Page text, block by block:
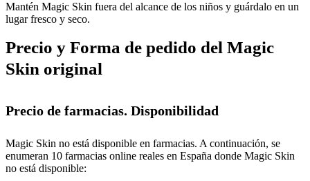
Mantén Magic Skin fuera del alcance de los niños y guárdalo en un
lugar fresco y seco.
Precio y Forma de pedido del Magic
Skin original
Precio de farmacias. Disponibilidad
Magic Skin no está disponible en farmacias. A continuación, se
enumeran 10 farmacias online reales en España donde Magic Skin
no está disponible: